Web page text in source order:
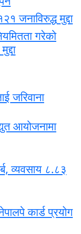
जनाविरुद्ध मुद्दा
गरेको
जरिवाना
आयोजनामा
व्यवसाय ८.८३
कार्ड प्रयोग